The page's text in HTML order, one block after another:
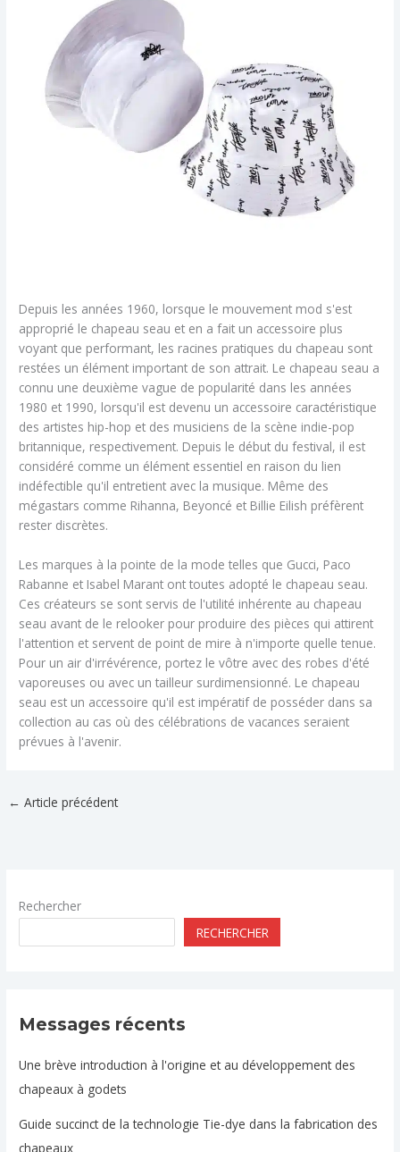
Depuis les années 1960, lorsque le mouvement mod s'est
approprié le chapeau seau et en a fait un accessoire plus
voyant que performant, les racines pratiques du chapeau sont
restées un élément important de son attrait. Le chapeau seau a
connu une deuxième vague de popularité dans les années
1980 et 1990, lorsqu'il est devenu un accessoire caractéristique
des artistes hip-hop et des musiciens de la scène indie-pop
britannique, respectivement. Depuis le début du festival, il est
considéré comme un élément essentiel en raison du lien
indéfectible qu'il entretient avec la musique. Même des
mégastars comme Rihanna, Beyoncé et Billie Eilish préfèrent
rester discrètes.
Les marques à la pointe de la mode telles que Gucci, Paco
Rabanne et Isabel Marant ont toutes adopté le chapeau seau.
Ces créateurs se sont servis de l'utilité inhérente au chapeau
seau avant de le relooker pour produire des pièces qui attirent
l'attention et servent de point de mire à n'importe quelle tenue.
Pour un air d'irrévérence, portez le vôtre avec des robes d'été
vaporeuses ou avec un tailleur surdimensionné. Le chapeau
seau est un accessoire qu'il est impératif de posséder dans sa
collection au cas où des célébrations de vacances seraient
prévues à l'avenir.
← Article précédent
Rechercher
RECHERCHER
Messages récents
Une brève introduction à l'origine et au développement des
chapeaux à godets
Guide succinct de la technologie Tie-dye dans la fabrication des
chapeaux